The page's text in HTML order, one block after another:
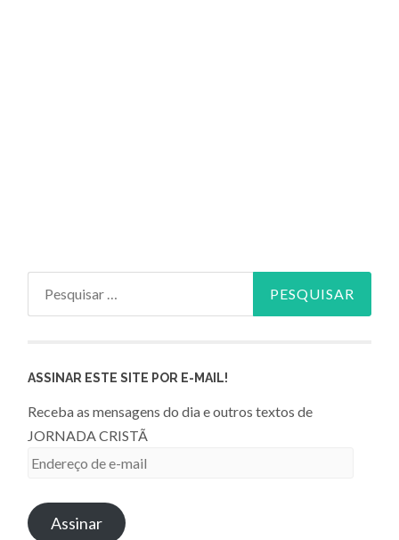
ASSINAR ESTE SITE POR E-MAIL!
Receba as mensagens do dia e outros textos de
JORNADA CRISTÃ
Endereço
e-
mailAssinar